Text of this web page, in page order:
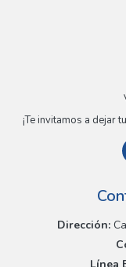
¡Te invitamos a dejar
Dirección: